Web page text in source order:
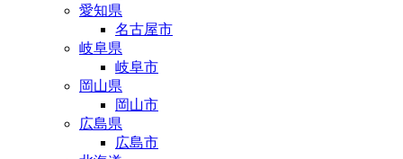
愛知県
名古屋市
岐阜県
岐阜市
岡山県
岡山市
広島県
広島市